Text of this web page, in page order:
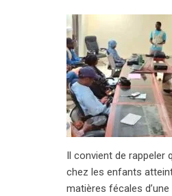
Il convient de rappeler
chez les enfants
matières fécales